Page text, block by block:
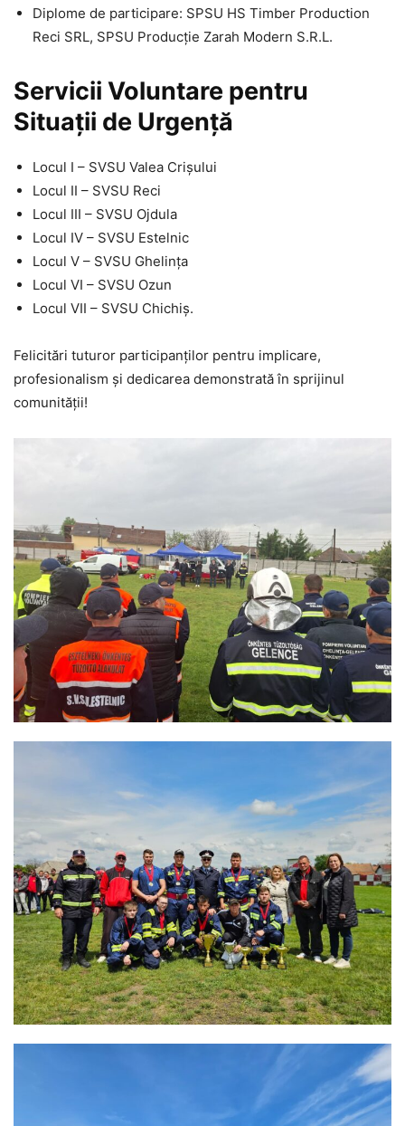
Diplome de participare: SPSU HS Timber Production
Reci SRL, SPSU Producție Zarah Modern S.R.L.
Servicii Voluntare pentru
Situații de Urgență
Locul I – SVSU Valea Crișului
Locul II – SVSU Reci
Locul III – SVSU Ojdula
Locul IV – SVSU Estelnic
Locul V – SVSU Ghelința
Locul VI – SVSU Ozun
Locul VII – SVSU Chichiș.
Felicitări tuturor participanților pentru implicare,
profesionalism și dedicarea demonstrată în sprijinul
comunității!